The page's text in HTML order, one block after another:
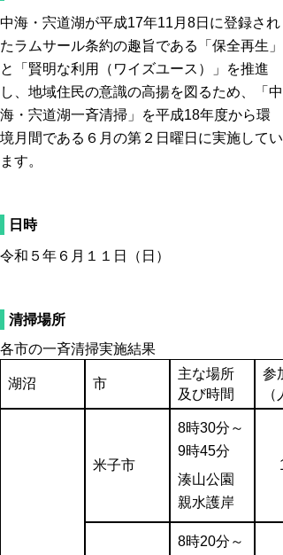
中海・宍道湖が平成17年11月8日に登録され
たラムサール条約の趣旨である「保全再生」
と「賢明な利用（ワイズユース）」を推進
し、地域住民の意識の高揚を図るため、「中
海・宍道湖一斉清掃」を平成18年度から環
境月間である６月の第２日曜日に実施してい
ます。
日時
令和５年６月１１日（日）
清掃場所
各市の一斉清掃実施結果
湖沼 市
主な場所
及び時間
参
（
米子市
8時30分～
9時45分
湊山公園
親水護岸
8時20分～